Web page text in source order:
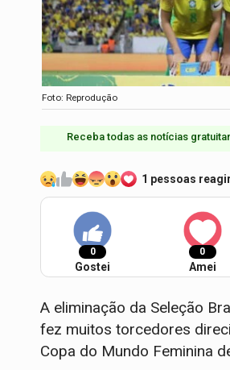
Foto: Reprodução
Receba todas as notícias
1 pessoas
0
Gostei
0
Amei
A eliminação da Seleção
fez muitos torcedores
Copa do Mundo Feminina